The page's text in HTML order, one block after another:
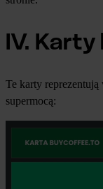
IV.
Te karty
supermocą: